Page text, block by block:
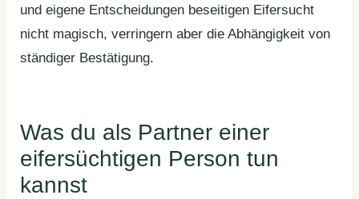
und eigene Entscheidungen beseitigen Eifersucht
nicht magisch, verringern aber die Abhängigkeit von
ständiger Bestätigung.
Was du als Partner einer
eifersüchtigen Person tun
kannst